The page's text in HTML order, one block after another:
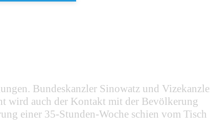
Bundeskanzler Sinowatz und
wird auch der Kontakt mit der Bevölkerung
einer 35-Stunden-Woche schien vom Tisch